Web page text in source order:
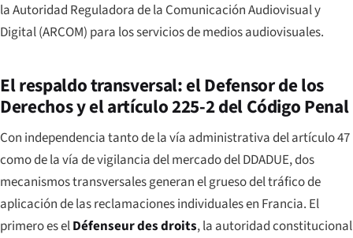
la Autoridad Reguladora de la Comunicación Audiovisual y
Digital (ARCOM) para los servicios de medios audiovisuales.
El respaldo transversal: el Defensor de los
Derechos y el artículo 225-2 del Código Penal
Con independencia tanto de la vía administrativa del artículo 47
como de la vía de vigilancia del mercado del DDADUE, dos
mecanismos transversales generan el grueso del tráfico de
aplicación de las reclamaciones individuales en Francia. El
primero es elDéfenseur des droits, la autoridad constitucional